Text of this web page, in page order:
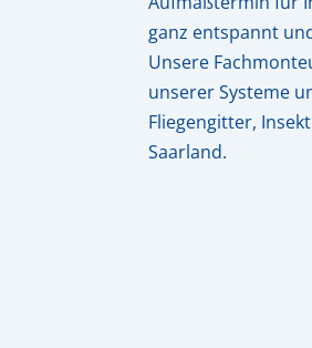
ganz entspannt
Unsere
unserer Systeme
Fliegengitter,
Saarland.